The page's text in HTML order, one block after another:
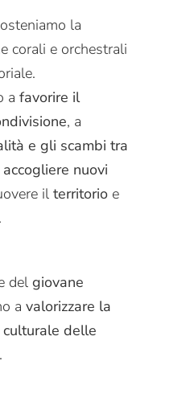
la
corali e orchestrali
a favorire il
, a
e gli scambi tra
accogliere nuovi
il territorioe
.
del giovane
a valorizzare la
culturale delle